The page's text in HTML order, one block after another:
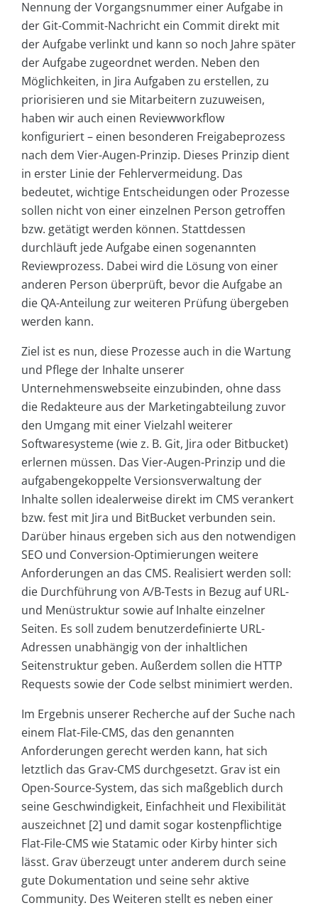
Nennung der Vorgangsnummer einer Aufgabe in
der Git-Commit-Nachricht ein Commit direkt mit
der Aufgabe verlinkt und kann so noch Jahre später
der Aufgabe zugeordnet werden. Neben den
Möglichkeiten, in Jira Aufgaben zu erstellen, zu
priorisieren und sie Mitarbeitern zuzuweisen,
haben wir auch einen Reviewworkflow
konfiguriert – einen besonderen Freigabeprozess
nach dem Vier-Augen-Prinzip. Dieses Prinzip dient
in erster Linie der Fehlervermeidung. Das
bedeutet, wichtige Entscheidungen oder Prozesse
sollen nicht von einer einzelnen Person getroffen
bzw. getätigt werden können. Stattdessen
durchläuft jede Aufgabe einen sogenannten
Reviewprozess. Dabei wird die Lösung von einer
anderen Person überprüft, bevor die Aufgabe an
die QA-Anteilung zur weiteren Prüfung übergeben
werden kann.
Ziel ist es nun, diese Prozesse auch in die Wartung
und Pflege der Inhalte unserer
Unternehmenswebseite einzubinden, ohne dass
die Redakteure aus der Marketingabteilung zuvor
den Umgang mit einer Vielzahl weiterer
Softwaresysteme (wie z. B. Git, Jira oder Bitbucket)
erlernen müssen. Das Vier-Augen-Prinzip und die
aufgabengekoppelte Versionsverwaltung der
Inhalte sollen idealerweise direkt im CMS verankert
bzw. fest mit Jira und BitBucket verbunden sein.
Darüber hinaus ergeben sich aus den notwendigen
SEO und Conversion-Optimierungen weitere
Anforderungen an das CMS. Realisiert werden soll:
die Durchführung von A/B-Tests in Bezug auf URL-
und Menüstruktur sowie auf Inhalte einzelner
Seiten. Es soll zudem benutzerdefinierte URL-
Adressen unabhängig von der inhaltlichen
Seitenstruktur geben. Außerdem sollen die HTTP
Requests sowie der Code selbst minimiert werden.
Im Ergebnis unserer Recherche auf der Suche nach
einem Flat-File-CMS, das den genannten
Anforderungen gerecht werden kann, hat sich
letztlich das Grav-CMS durchgesetzt. Grav ist ein
Open-Source-System, das sich maßgeblich durch
seine Geschwindigkeit, Einfachheit und Flexibilität
auszeichnet [2] und damit sogar kostenpflichtige
Flat-File-CMS wie Statamic oder Kirby hinter sich
lässt. Grav überzeugt unter anderem durch seine
gute Dokumentation und seine sehr aktive
Community. Des Weiteren stellt es neben einer